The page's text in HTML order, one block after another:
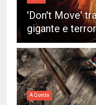
'Don't Move'
gigante e
A Queda